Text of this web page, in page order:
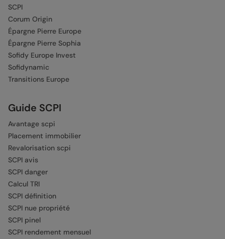
SCPI
Corum Origin
Épargne Pierre Europe
Épargne Pierre Sophia
Sofidy Europe Invest
Sofidynamic
Transitions Europe
Guide SCPI
Avantage scpi
Placement immobilier
Revalorisation scpi
SCPI avis
SCPI danger
Calcul TRI
SCPI définition
SCPI nue propriété
SCPI pinel
SCPI rendement mensuel